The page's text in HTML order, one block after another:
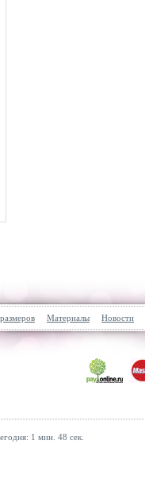
Материалы Новости
1 мин. 48 сек.